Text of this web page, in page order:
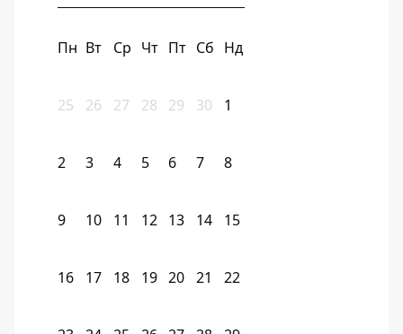
Пн Вт Ср Чт Пт Сб Нд
25 26 27 28 29 30 1
2 3 4 5 6 7 8
9 10 11 12 13 14 15
16 17 18 19 20 21 22